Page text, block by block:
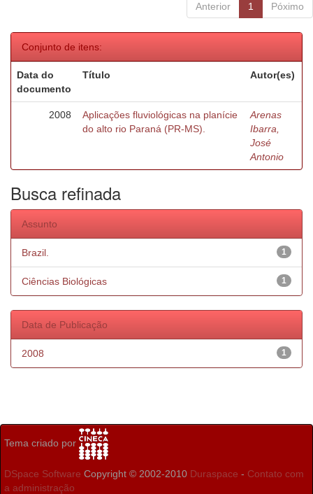
Anterior 1 Póximo
Conjunto de itens:
Data do
documento
Título Autor(es)
2008
Aplicações fluviológicas na planície
do alto rio Paraná (PR-MS).
Arenas
Ibarra,
José
Antonio
Busca refinada
Assunto
1
Brazil.
1
Ciências Biológicas
Data de Publicação
1
2008
Tema criado por
DSpace Software Copyright © 2002-2010 Duraspace - Contato com
a administração